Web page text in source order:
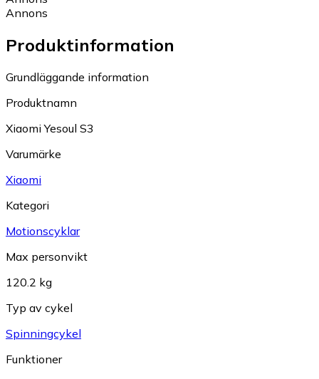
Annons
Produktinformation
Grundläggande information
Produktnamn
Xiaomi Yesoul S3
Varumärke
Xiaomi
Kategori
Motionscyklar
Max personvikt
120.2 kg
Typ av cykel
Spinningcykel
Funktioner